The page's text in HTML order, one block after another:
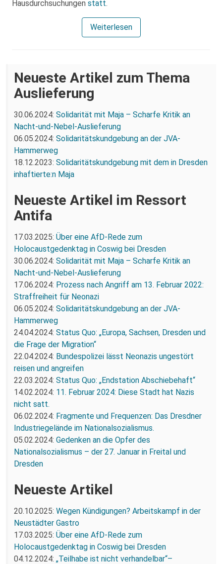
Hausdurchsuchungen statt.
Weiterlesen
Neueste Artikel zum Thema
Auslieferung
30.06.2024: Solidarität mit Maja – Scharfe Kritik an
Nacht-und-Nebel-Auslieferung
06.05.2024: Solidaritätskundgebung an der JVA-
Hammerweg
18.12.2023: Solidaritätskundgebung mit dem in Dresden
inhaftierte:n Maja
Neueste Artikel im Ressort
Antifa
17.03.2025: Über eine AfD-Rede zum
Holocaustgedenktag in Coswig bei Dresden
30.06.2024: Solidarität mit Maja – Scharfe Kritik an
Nacht-und-Nebel-Auslieferung
17.06.2024: Prozess nach Angriff am 13. Februar 2022:
Straffreiheit für Neonazi
06.05.2024: Solidaritätskundgebung an der JVA-
Hammerweg
24.04.2024: Status Quo: „Europa, Sachsen, Dresden und
die Frage der Migration“
22.04.2024: Bundespolizei lässt Neonazis ungestört
reisen und angreifen
22.03.2024: Status Quo: „Endstation Abschiebehaft“
14.02.2024: 11. Februar 2024: Diese Stadt hat Nazis
nicht satt.
06.02.2024: Fragmente und Frequenzen: Das Dresdner
Industriegelände im Nationalsozialismus.
05.02.2024: Gedenken an die Opfer des
Nationalsozialismus – der 27. Januar in Freital und
Dresden
Neueste Artikel
20.10.2025: Wegen Kündigungen? Arbeitskampf in der
Neustädter Gastro
17.03.2025: Über eine AfD-Rede zum
Holocaustgedenktag in Coswig bei Dresden
04.12.2024: „Teilhabe ist nicht verhandelbar“–